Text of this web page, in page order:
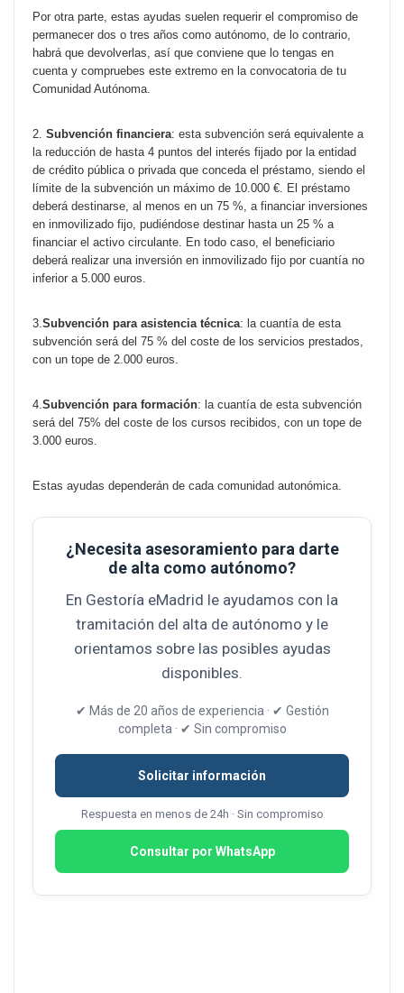
Por otra parte, estas ayudas suelen requerir el compromiso de
permanecer dos o tres años como autónomo, de lo contrario,
habrá que devolverlas, así que conviene que lo tengas en
cuenta y compruebes este extremo en la convocatoria de tu
Comunidad Autónoma.
2. Subvención financiera: esta subvención será equivalente a
la reducción de hasta 4 puntos del interés fijado por la entidad
de crédito pública o privada que conceda el préstamo, siendo el
límite de la subvención un máximo de 10.000 €. El préstamo
deberá destinarse, al menos en un 75 %, a financiar inversiones
en inmovilizado fijo, pudiéndose destinar hasta un 25 % a
financiar el activo circulante. En todo caso, el beneficiario
deberá realizar una inversión en inmovilizado fijo por cuantía no
inferior a 5.000 euros.
3.Subvención para asistencia técnica: la cuantía de esta
subvención será del 75 % del coste de los servicios prestados,
con un tope de 2.000 euros.
4.Subvención para formación: la cuantía de esta subvención
será del 75% del coste de los cursos recibidos, con un tope de
3.000 euros.
Estas ayudas dependerán de cada comunidad autonómica.
¿Necesita asesoramiento para darte
de alta como autónomo?
En Gestoría eMadrid le ayudamos con la
tramitación del alta de autónomo y le
orientamos sobre las posibles ayudas
disponibles.
✔ Más de 20 años de experiencia · ✔ Gestión
completa · ✔ Sin compromiso
Solicitar información
Respuesta en menos de 24h · Sin compromiso
Consultar por WhatsApp